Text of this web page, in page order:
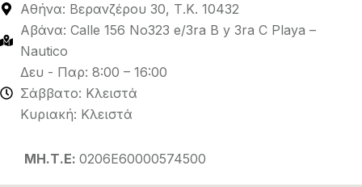
Αθήνα: Βερανζέρου 30, Τ.Κ. 10432
Αβάνα: Calle 156 No323 e/3ra B y 3ra C Playa –
Nautico
Δευ - Παρ: 8:00 – 16:00
Σάββατο: Κλειστά
Κυριακή: Κλειστά
ΜΗ.Τ.Ε: 0206Ε60000574500